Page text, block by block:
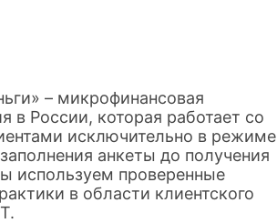
– микрофинансовая
в России, которая работает со
исключительно в режиме
анкеты до получения
используем проверенные
в области клиентского